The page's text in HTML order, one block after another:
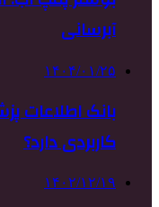
آبرسانی
۱۴۰۴/۰۱/۲۵
بانک
کاربردی دارد؟
۱۴۰۲/۱۲/۱۹